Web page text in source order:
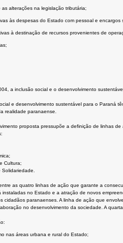
as alterações na legislação tributária;
às despesas do Estado com pessoal e
à destinação de recursos provenientes de
a inclusão social e o desenvolvimento
e desenvolvimento sustentável para o Paraná
realidade paranaense.
proposta pressupõe a definição de linhas
Cultura;
as quatro linhas de ação que garante a
instaladas no Estado e a atração de novos
cidadãos paranaenses. A linha de ação que
no desenvolvimento da sociedade. A
nas áreas urbana e rural do Estado;